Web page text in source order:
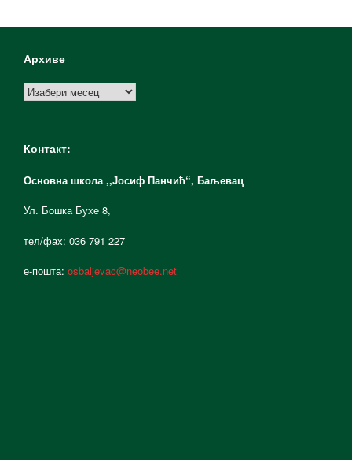
Архиве
Архиве
Контакт:
Основна школа ,,Јосиф Панчић“, Баљевац
Ул. Бошка Бухе 8,
тел/фах: 036 791 227
е-пошта: osbaljevac@neobee.net